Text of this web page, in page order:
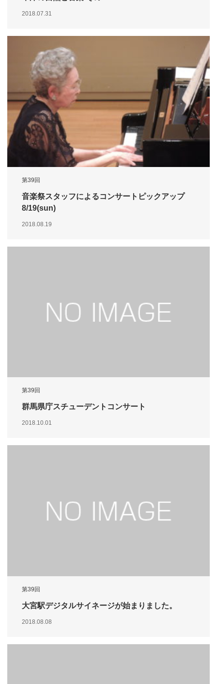
2018.07.31
第39回
音楽祭スタッフによるコンサートピックアップ
8/19(sun)
2018.08.19
第39回
群馬県庁スチューデントコンサート
2018.10.01
第39回
大宮駅デジタルサイネージが始まりました。
2018.08.08